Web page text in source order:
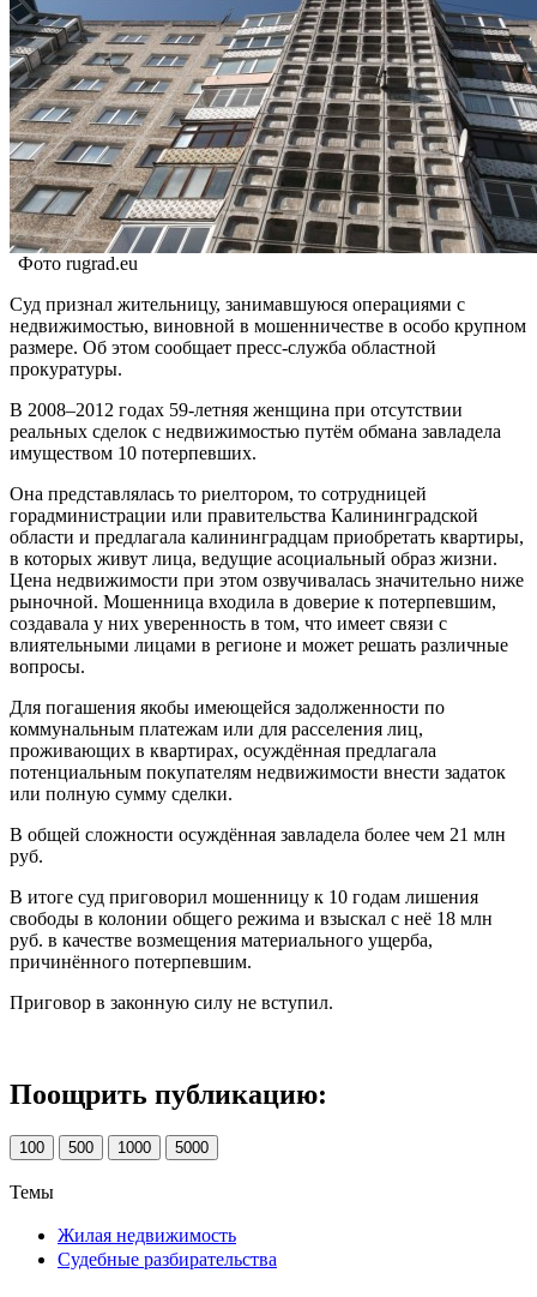
Фото rugrad.eu
Суд признал жительницу, занимавшуюся операциями с
недвижимостью, виновной в мошенничестве в особо крупном
размере. Об этом сообщает пресс-служба областной
прокуратуры.
В 2008–2012 годах 59-летняя женщина при отсутствии
реальных сделок с недвижимостью путём обмана завладела
имуществом 10 потерпевших.
Она представлялась то риелтором, то сотрудницей
горадминистрации или правительства Калининградской
области и предлагала калининградцам приобретать квартиры,
в которых живут лица, ведущие асоциальный образ жизни.
Цена недвижимости при этом озвучивалась значительно ниже
рыночной. Мошенница входила в доверие к потерпевшим,
создавала у них уверенность в том, что имеет связи с
влиятельными лицами в регионе и может решать различные
вопросы.
Для погашения якобы имеющейся задолженности по
коммунальным платежам или для расселения лиц,
проживающих в квартирах, осуждённая предлагала
потенциальным покупателям недвижимости внести задаток
или полную сумму сделки.
В общей сложности осуждённая завладела более чем 21 млн
руб.
В итоге суд приговорил мошенницу к 10 годам лишения
свободы в колонии общего режима и взыскал с неё 18 млн
руб. в качестве возмещения материального ущерба,
причинённого потерпевшим.
Приговор в законную силу не вступил.
Поощрить публикацию:
100 500 1000 5000
Темы
Жилая недвижимость
Судебные разбирательства